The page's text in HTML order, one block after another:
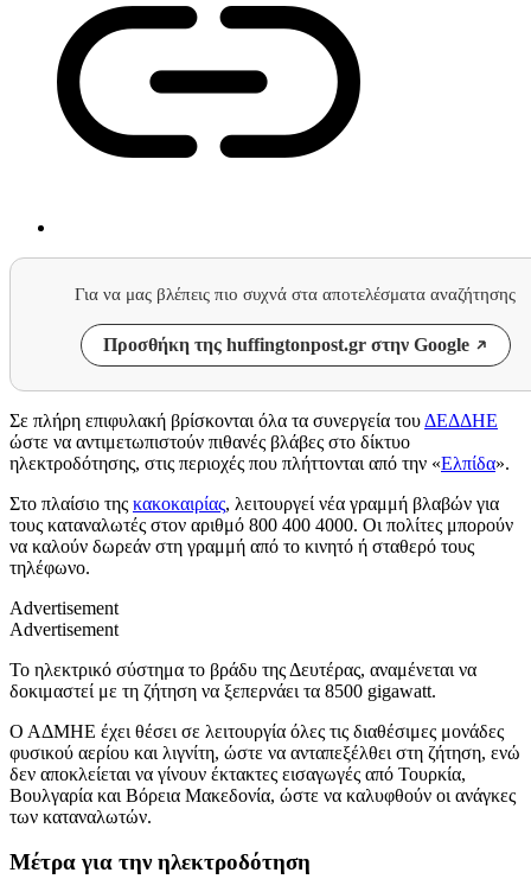
Για να μας βλέπεις πιο συχνά στα αποτελέσματα αναζήτησης
Προσθήκη της huffingtonpost.gr στην Google
Σε πλήρη επιφυλακή βρίσκονται όλα τα συνεργεία του ΔΕΔΔΗΕ
ώστε να αντιμετωπιστούν πιθανές βλάβες στο δίκτυο
ηλεκτροδότησης, στις περιοχές που πλήττονται από την «Ελπίδα».
Στο πλαίσιο της κακοκαιρίας, λειτουργεί νέα γραμμή βλαβών για
τους καταναλωτές στον αριθμό 800 400 4000. Οι πολίτες μπορούν
να καλούν δωρεάν στη γραμμή από το κινητό ή σταθερό τους
τηλέφωνο.
Advertisement
Advertisement
Το ηλεκτρικό σύστημα το βράδυ της Δευτέρας, αναμένεται να
δοκιμαστεί με τη ζήτηση να ξεπερνάει τα 8500 gigawatt.
Ο ΑΔΜΗΕ έχει θέσει σε λειτουργία όλες τις διαθέσιμες μονάδες
φυσικού αερίου και λιγνίτη, ώστε να ανταπεξέλθει στη ζήτηση, ενώ
δεν αποκλείεται να γίνουν έκτακτες εισαγωγές από Τουρκία,
Βουλγαρία και Βόρεια Μακεδονία, ώστε να καλυφθούν οι ανάγκες
των καταναλωτών.
Μέτρα για την ηλεκτροδότηση